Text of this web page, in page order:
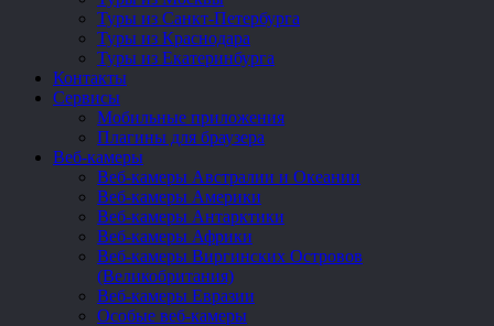
Туры из Санкт-Петербурга
Туры из Краснодара
Туры из Екатеринбурга
Контакты
Сервисы
Мобильные приложения
Плагины для браузера
Веб-камеры
Веб-камеры Австралии и Океании
Веб-камеры Америки
Веб-камеры Антарктики
Веб-камеры Африки
Веб-камеры Виргинских Островов
(Великобритания)
Веб-камеры Евразии
Особые веб-камеры